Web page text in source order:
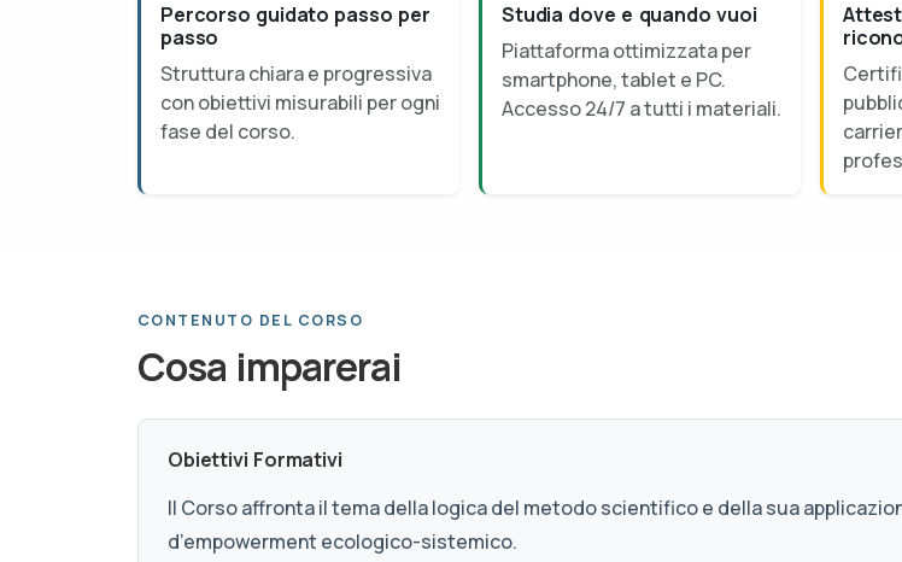
Percorso guidato passo per
passo
Struttura chiara e progressiva
con obiettivi misurabili per ogni
fase del corso.
Studia dove e quando vuoi
Piattaforma ottimizzata per
smartphone, tablet e PC.
Accesso 24/7 a tutti i materiali.
CONTENUTO DEL CORSO
Cosa imparerai
Obiettivi Formativi
Il Corso affronta il tema della logica del metodo scientifico e della sua
d’empowerment ecologico-sistemico.